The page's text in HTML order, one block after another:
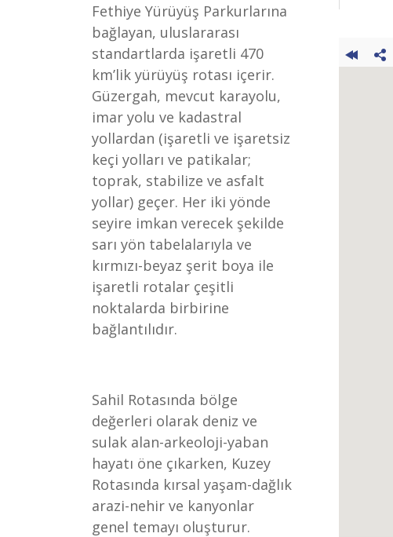
Fethiye Yürüyüş Parkurlarına
bağlayan, uluslararası
standartlarda işaretli 470
km’lik yürüyüş rotası içerir.
Güzergah, mevcut karayolu,
imar yolu ve kadastral
yollardan (işaretli ve işaretsiz
keçi yolları ve patikalar;
toprak, stabilize ve asfalt
yollar) geçer. Her iki yönde
seyire imkan verecek şekilde
sarı yön tabelalarıyla ve
kırmızı-beyaz şerit boya ile
işaretli rotalar çeşitli
noktalarda birbirine
bağlantılıdır.
Sahil Rotasında bölge
değerleri olarak deniz ve
sulak alan-arkeoloji-yaban
hayatı öne çıkarken, Kuzey
Rotasında kırsal yaşam-dağlık
arazi-nehir ve kanyonlar
genel temayı oluşturur.